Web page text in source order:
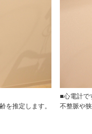
を推定します。
■心電計で
不整脈や